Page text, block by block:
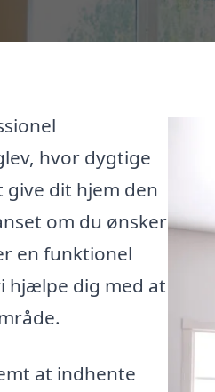
hvor dygtige
dit hjem den
om du ønsker
en funktionel
hjælpe dig med at
at indhente